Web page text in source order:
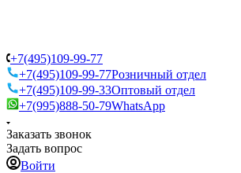
+7(495)109-99-77
+7(495)109-99-77Розничный отдел
+7(495)109-99-33Оптовый отдел
+7(995)888-50-79WhatsApp
Заказать звонок
Задать вопрос
Войти